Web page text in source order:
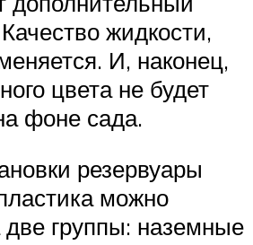
жидкости,
И, наконец,
цвета не будет
фоне сада.
резервуары
можно
две группы: наземные